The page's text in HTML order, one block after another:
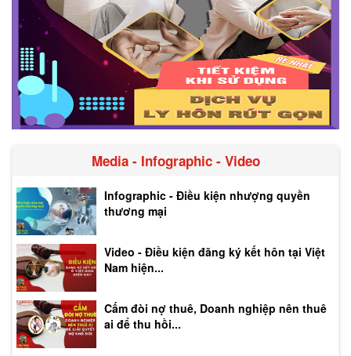
Media - Infographic - Video
Infographic - Điều kiện nhượng quyền
thương mại
Video - Điều kiện đăng ký kết hôn tại Việt
Nam hiện...
Cấm đòi nợ thuê, Doanh nghiệp nên thuê
ai để thu hồi...